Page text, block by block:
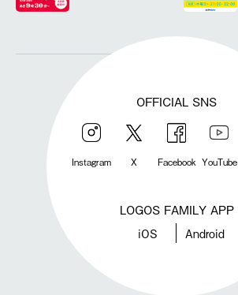
OFFICIAL SNS
Instagram X Facebook YouTube
LOGOS FAMILY APP
iOS Android